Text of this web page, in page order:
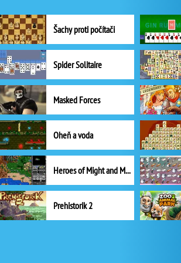
Šachy proti počítači
Spider Solitaire
Masked Forces
Oheň a voda
Heroes of Might and Magic II
Prehistorik 2